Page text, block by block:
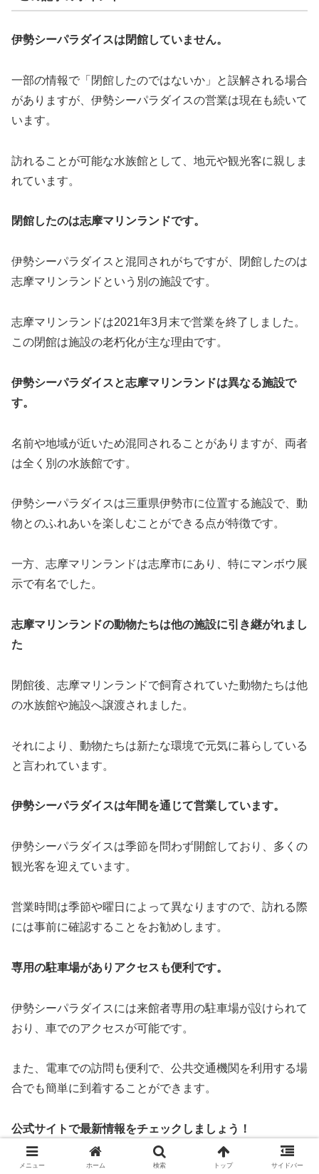
伊勢シーパラダイスは閉館していません。
一部の情報で「閉館したのではないか」と誤解される場合
がありますが、伊勢シーパラダイスの営業は現在も続いて
います。
訪れることが可能な水族館として、地元や観光客に親しま
れています。
閉館したのは志摩マリンランドです。
伊勢シーパラダイスと混同されがちですが、閉館したのは
志摩マリンランドという別の施設です。
志摩マリンランドは2021年3月末で営業を終了しました。
この閉館は施設の老朽化が主な理由です。
伊勢シーパラダイスと志摩マリンランドは異なる施設で
す。
名前や地域が近いため混同されることがありますが、両者
は全く別の水族館です。
伊勢シーパラダイスは三重県伊勢市に位置する施設で、動
物とのふれあいを楽しむことができる点が特徴です。
一方、志摩マリンランドは志摩市にあり、特にマンボウ展
示で有名でした。
志摩マリンランドの動物たちは他の施設に引き継がれまし
た
閉館後、志摩マリンランドで飼育されていた動物たちは他
の水族館や施設へ譲渡されました。
それにより、動物たちは新たな環境で元気に暮らしている
と言われています。
伊勢シーパラダイスは年間を通じて営業しています。
伊勢シーパラダイスは季節を問わず開館しており、多くの
観光客を迎えています。
営業時間は季節や曜日によって異なりますので、訪れる際
には事前に確認することをお勧めします。
専用の駐車場がありアクセスも便利です。
伊勢シーパラダイスには来館者専用の駐車場が設けられて
おり、車でのアクセスが可能です。
また、電車での訪問も便利で、公共交通機関を利用する場
合でも簡単に到着することができます。
公式サイトで最新情報をチェックしましょう！
伊勢シーパラダイスのイベントや営業時間などの詳細情報
メニュー ホーム 検索 トップ サイドバー